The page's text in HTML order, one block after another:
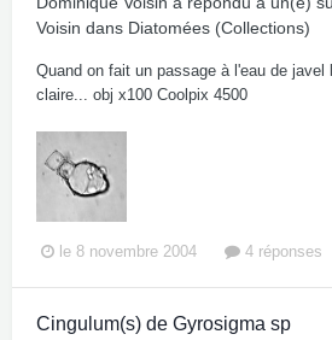
Voisin dans Diatomées (Collections)
Quand on fait un passage à l'eau de javel
claire... obj x100 Coolpix 4500
le 8 novembre 2004 4 réponses
Cingulum(s) de Gyrosigma sp